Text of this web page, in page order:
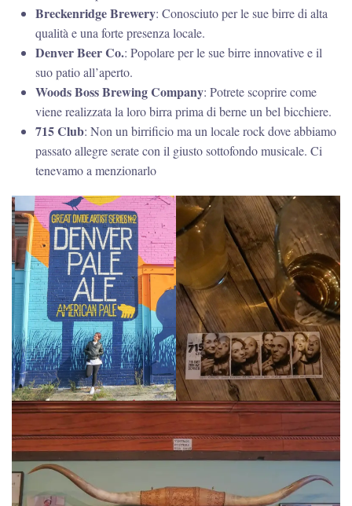
Breckenridge Brewery: Conosciuto per le sue birre di alta
qualità e una forte presenza locale.
Denver Beer Co.: Popolare per le sue birre innovative e il
suo patio all’aperto.
Woods Boss Brewing Company: Potrete scoprire come
viene realizzata la loro birra prima di berne un bel bicchiere.
715 Club: Non un birrificio ma un locale rock dove abbiamo
passato allegre serate con il giusto sottofondo musicale. Ci
tenevamo a menzionarlo